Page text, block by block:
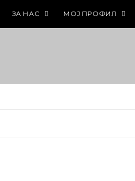
ЗА НАС МОЈ ПРОФИЛ